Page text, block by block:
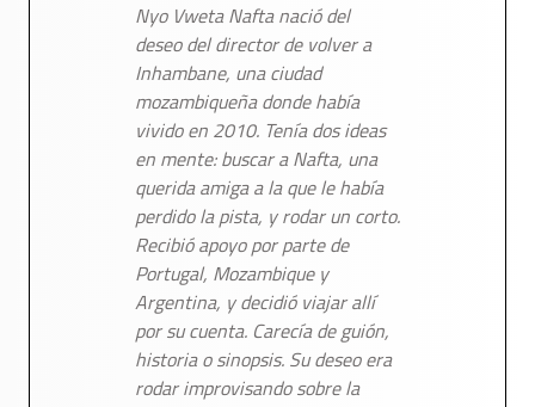
Nyo Vweta Nafta nació del
deseo del director de volver a
Inhambane, una ciudad
mozambiqueña donde había
vivido en 2010. Tenía dos ideas
en mente: buscar a Nafta, una
querida amiga a la que le había
perdido la pista, y rodar un corto.
Recibió apoyo por parte de
Portugal, Mozambique y
Argentina, y decidió viajar allí
por su cuenta. Carecía de guión,
historia o sinopsis. Su deseo era
rodar improvisando sobre la